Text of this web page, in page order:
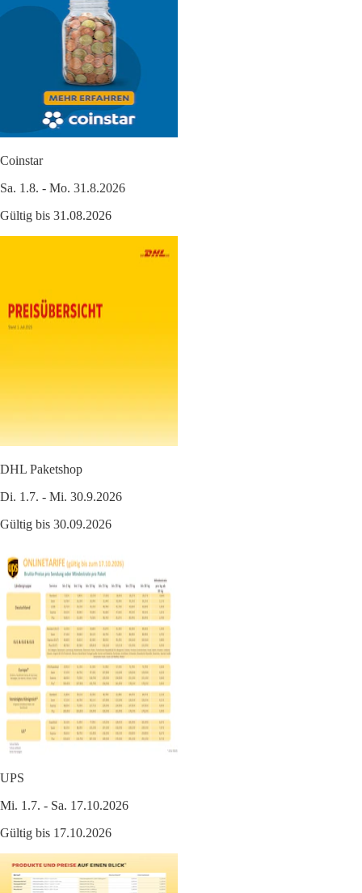
Coinstar
Sa. 1.8. - Mo. 31.8.2026
Gültig bis 31.08.2026
DHL Paketshop
Di. 1.7. - Mi. 30.9.2026
Gültig bis 30.09.2026
UPS
Mi. 1.7. - Sa. 17.10.2026
Gültig bis 17.10.2026